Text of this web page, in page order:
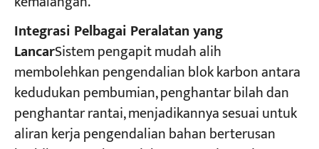
Integrasi Pelbagai Peralatan yang
LancarSistem pengapit mudah alih
membolehkan pengendalian blok karbon antara
kedudukan pembumian, penghantar bilah dan
penghantar rantai, menjadikannya sesuai untuk
aliran kerja pengendalian bahan berterusan